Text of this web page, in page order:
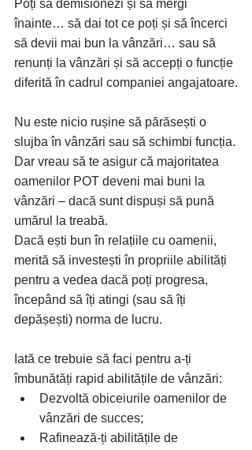
Poți să demisionezi și să mergi
înainte… să dai tot ce poți și să încerci
să devii mai bun la vânzări… sau să
renunți la vânzări și să accepți o funcție
diferită în cadrul companiei angajatoare.
Nu este nicio rușine să părăsești o
slujba în vânzări sau să schimbi funcția.
Dar vreau să te asigur că majoritatea
oamenilor POT deveni mai buni la
vânzări – dacă sunt dispuși să pună
umărul la treabă.
Dacă ești bun în relațiile cu oamenii,
merită să investești în propriile abilități
pentru a vedea dacă poți progresa,
începând să îți atingi (sau să îți
depășești) norma de lucru.
Iată ce trebuie să faci pentru a-ți
îmbunătăți rapid abilitățile de vânzări:
Dezvoltă obiceiurile oamenilor de
vânzări de succes;
Rafinează-ți abilitățile de